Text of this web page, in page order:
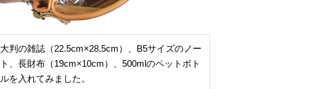
大判の雑誌（22.5cm×28.5cm）、B5サイズのノー
ト、長財布（19cm×10cm）、500mlのペットボト
ルを入れてみました。